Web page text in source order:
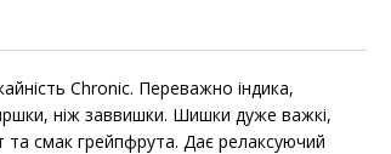
Chronic. Переважно індика,
ніж заввишки. Шишки дуже важкі,
смак грейпфрута. Дає релаксуючий